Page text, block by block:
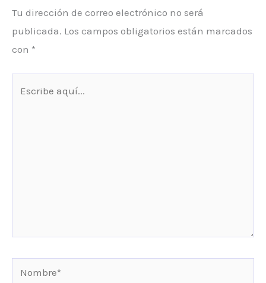
Tu dirección de correo electrónico no será
publicada. Los campos obligatorios están marcados
con *
Nombre*